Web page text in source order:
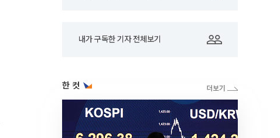
내가 구독한 기자 전체보기
한 컷